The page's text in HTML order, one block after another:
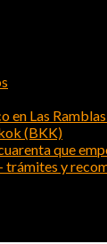
en Las
(BKK)
que
trámites y